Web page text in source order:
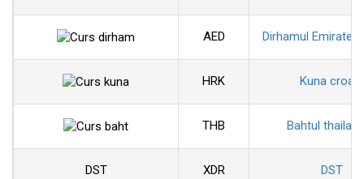
AED Dirhamul
HRK Kuna croata
THB Bahtul
DST XDR DST